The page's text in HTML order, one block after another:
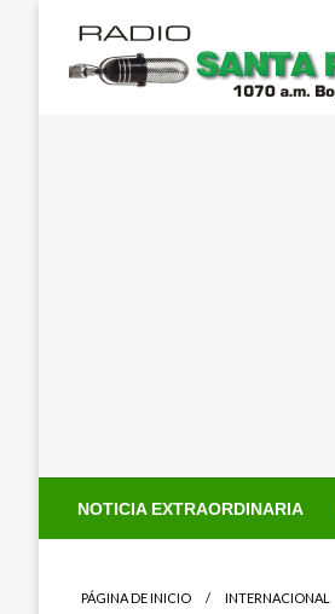
contenido
NOTICIA EXTRAORDINARIA
PÁGINA DE INICIO INTERNACIONAL